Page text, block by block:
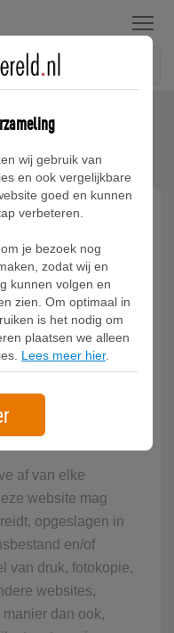
Menu
met de grootste
dit is het mogelijk
onvolledig
om alle informatie,
en foutloos mogelijk
gesteld
voortkomend uit het
af van elke
website mag
opgeslagen in
en/of
van druk, fotokopie,
websites,
dan ook,
wij gebruik van
en ook vergelijkbare
goed en kunnen
verbeteren.
je bezoek nog
zodat wij en
kunnen volgen en
zien. Om optimaal in
is het nodig om
plaatsen we alleen
Lees meer hier.